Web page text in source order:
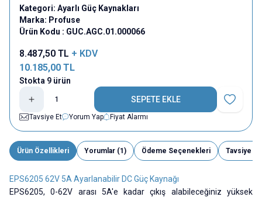
Kategori: Ayarlı Güç Kaynakları
Marka: Profuse
Ürün Kodu : GUC.AGC.01.000066
8.487,50 TL + KDV
10.185,00 TL
Stokta 9 ürün
SEPETE EKLE
Favoriye
Tavsiye Et
Yorum Yap Fiyat Alarmı
Ürün Özellikleri Yorumlar (1) Ödeme Seçenekleri Tavsiye Et
EPS6205 62V 5A Ayarlanabilir DC Güç Kaynağı
EPS6205, 0-62V arası 5A'e kadar çıkış alabileceğiniz yüksek